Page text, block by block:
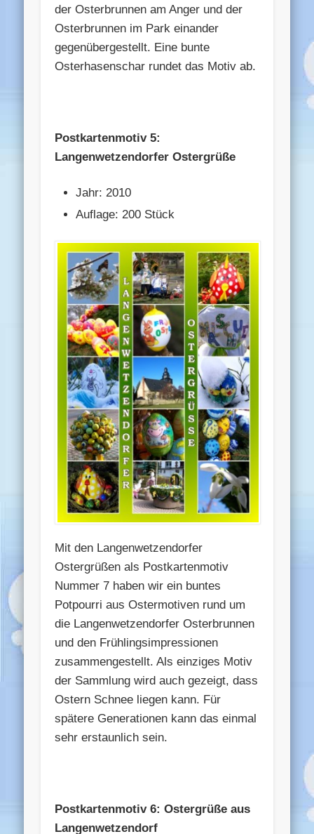
der Osterbrunnen am Anger und der
Osterbrunnen im Park einander
gegenübergestellt. Eine bunte
Osterhasenschar rundet das Motiv ab.
Postkartenmotiv 5:
Langenwetzendorfer Ostergrüße
Jahr: 2010
Auflage: 200 Stück
Mit den Langenwetzendorfer
Ostergrüßen als Postkartenmotiv
Nummer 7 haben wir ein buntes
Potpourri aus Ostermotiven rund um
die Langenwetzendorfer Osterbrunnen
und den Frühlingsimpressionen
zusammengestellt. Als einziges Motiv
der Sammlung wird auch gezeigt, dass
Ostern Schnee liegen kann. Für
spätere Generationen kann das einmal
sehr erstaunlich sein.
Postkartenmotiv 6: Ostergrüße aus
Langenwetzendorf